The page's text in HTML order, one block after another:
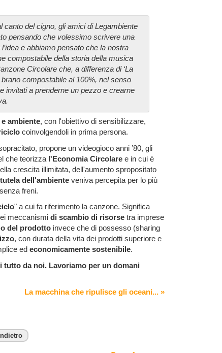
canto del cigno, gli amici di Legambiente
pensando che volessimo scrivere una
e abbiamo pensato che la nostra
compostabile della storia della musica
Circolare che, a differenza di ‘La
compostabile al 100%, nel senso
invitati a prenderne un pezzo e crearne
ambiente, con l'obiettivo di sensibilizzare,
coinvolgendoli in prima persona.
propone un videogioco anni ’80, gli
che teorizza l'Economia Circolare e in cui è
crescita illimitata, dell'aumento spropositato
tutela dell'ambienteveniva percepita per lo più
freni.
" a cui fa riferimento la canzone. Significa
meccanismidi scambio di risorse tra imprese
del prodotto invece che di possesso (sharing
, con durata della vita dei prodotti superiore e
edeconomicamente sostenibile.
da noi. Lavoriamo per un domani
La macchina che ripulisce gli oceani... »
Indietro